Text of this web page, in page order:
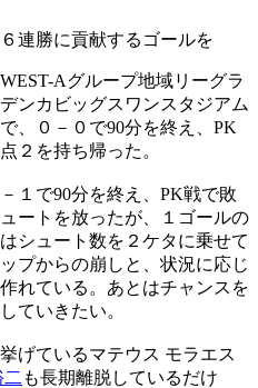
連勝に貢献するゴールを
Aグループ地域リーグラ
ンカビッグスワンスタジアム
、０－０で90分を終え、PK
２を持ち帰った。
１で90分を終え、PK戦で敗
ートを放ったが、１ゴールの
シュート数を２ケタに乗せて
プからの崩しと、状況に応じ
れている。あとはチャンスを
ていきたい。
げているマテウス モラエス
も長期離脱しているだけ